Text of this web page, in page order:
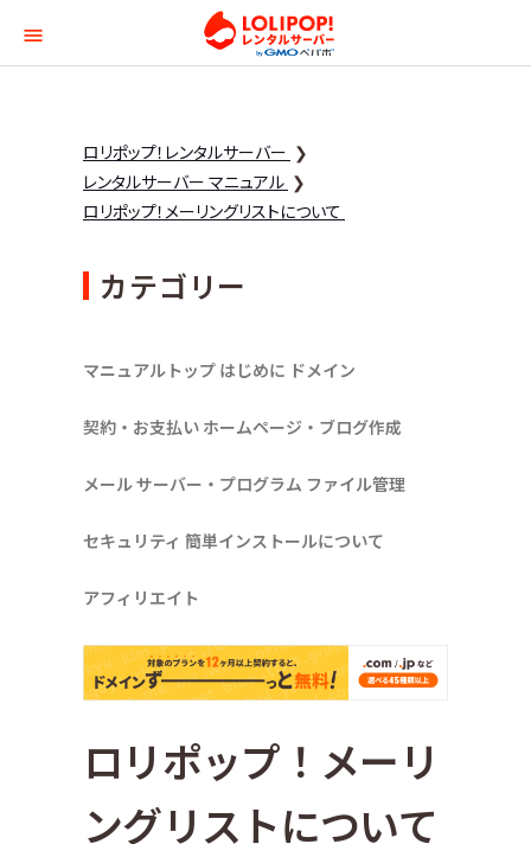
ロリポップ！レンタル
ロリポップ！レンタルサーバー
レンタルサーバー マニュアル
ロリポップ！メーリングリストについて
カテゴリー
マニュアルトップ はじめに ドメイン
契約・お支払い ホームページ・ブログ作成
メールサーバー・プログラム ファイル管理
セキュリティ 簡単インストールについて
アフィリエイト
ロリポップ！メーリ
ングリストについて